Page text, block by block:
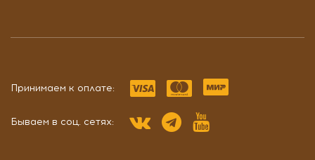
Принимаем к оплате:
Бываем в соц. сетях: